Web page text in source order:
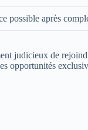
possible après
judicieux de
opportunités